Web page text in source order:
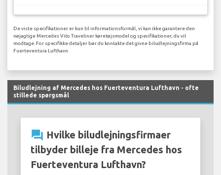
De viste specifikationer er kun til informationsformål, vi kan ikke garantere den
nøjagtige Mercedes Vito Traveliner køretøjsmodel og specifikationer, du vil
modtage. For specifikke detaljer bør du kontakte det givne biludlejningsfirma på
Fuerteventura Lufthavn.
Biludlejning af Mercedes hos Fuerteventura Lufthavn - ofte
stillede spørgsmål
question_answer Hvilke biludlejningsfirmaer
tilbyder billeje fra Mercedes hos
Fuerteventura Lufthavn?